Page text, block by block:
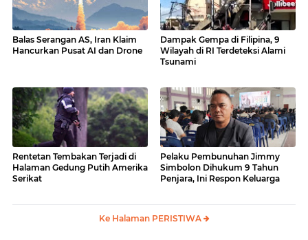
Balas Serangan AS, Iran Klaim
Hancurkan Pusat AI dan Drone
Dampak Gempa di Filipina, 9
Wilayah di RI Terdeteksi Alami
Tsunami
Rentetan Tembakan Terjadi di
Halaman Gedung Putih Amerika
Serikat
Pelaku Pembunuhan Jimmy
Simbolon Dihukum 9 Tahun
Penjara, Ini Respon Keluarga
Ke Halaman PERISTIWA